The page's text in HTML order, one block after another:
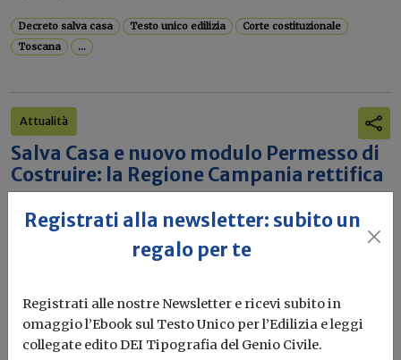
Decreto salva casa Testo unico edilizia
Corte costituzionale
Toscana
...
Attualità
Salva Casa e nuovo modulo Permesso di
Costruire: la Regione Campania rettifica
un errore
Con un Decreto Dirigenziale la Regione ha corretto un
errore materiale presente...
Registrati alla newsletter: subito un
regalo per te
Registrati alle nostre Newsletter e ricevi subito in
omaggio l’Ebook sul Testo Unico per l’Edilizia e leggi
collegate edito DEI Tipografia del Genio Civile.